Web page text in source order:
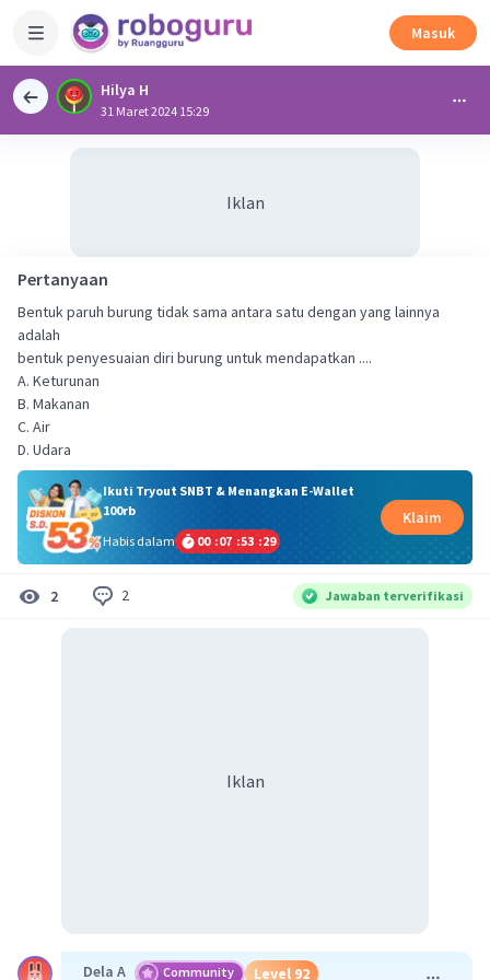
Masuk
Hilya H
31 Maret 2024 15:29
Iklan
Pertanyaan
Bentuk paruh burung tidak sama antara satu dengan yang lainnya
adalah
bentuk penyesuaian diri burung untuk mendapatkan ....
A. Keturunan
B. Makanan
C. Air
D. Udara
Ikuti Tryout SNBT & Menangkan E-Wallet
100rb
Habis dalam
00 :07 :53 :28
Klaim
2 2 Jawaban terverifikasi
Iklan
Dela A Community Level 92